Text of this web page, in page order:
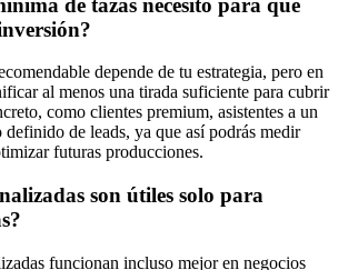
de tazas necesito para que
depende de tu estrategia, pero en
al menos una tirada suficiente para cubrir
como clientes premium, asistentes a un
definido de leads, ya que así podrás medir
futuras producciones.
son útiles solo para
funcionan incluso mejor en negocios